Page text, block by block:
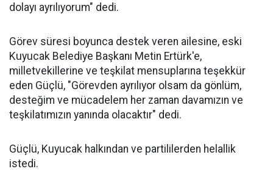
dolayı ayrılıyorum" dedi.
Görev süresi boyunca destek veren ailesine, eski
Kuyucak Belediye Başkanı Metin Ertürk'e,
milletvekillerine ve teşkilat mensuplarına teşekkür
eden Güçlü, "Görevden ayrılıyor olsam da gönlüm,
desteğim ve mücadelem her zaman davamızın ve
teşkilatımızın yanında olacaktır" dedi.
Güçlü, Kuyucak halkından ve partililerden helallik
istedi.